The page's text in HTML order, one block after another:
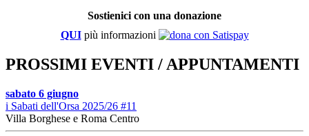
Sostienici con una donazione
QUIpiù informazioni
PROSSIMI EVENTI / APPUNTAMENTI
sabato 6 giugno
i Sabati dell'Orsa 2025/26 #11
Villa Borghese e Roma Centro